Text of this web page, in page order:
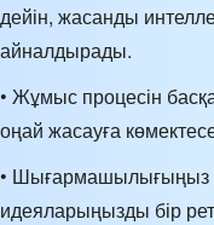
дейін, жасанды
айналдырады.
• Жұмыс процесін
оңай жасауға
• Шығармашылығыңыз
идеяларыңызды бір рет